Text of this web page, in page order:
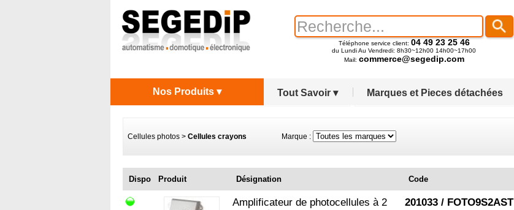
Téléphone service client: 04 49 23 25 46
du Lundi Au Vendredi: 8h30~12h00 14h00~17h00
Mail: commerce@segedip.com
Tout Savoir ▾ Marques et Pieces détachées
Nos Produits ▾
Cellules photos> Cellules crayonsMarque :
Dispo Produit Désignation Code
Amplificateur de photocellules à 2
201033 / FOTO9S2AST